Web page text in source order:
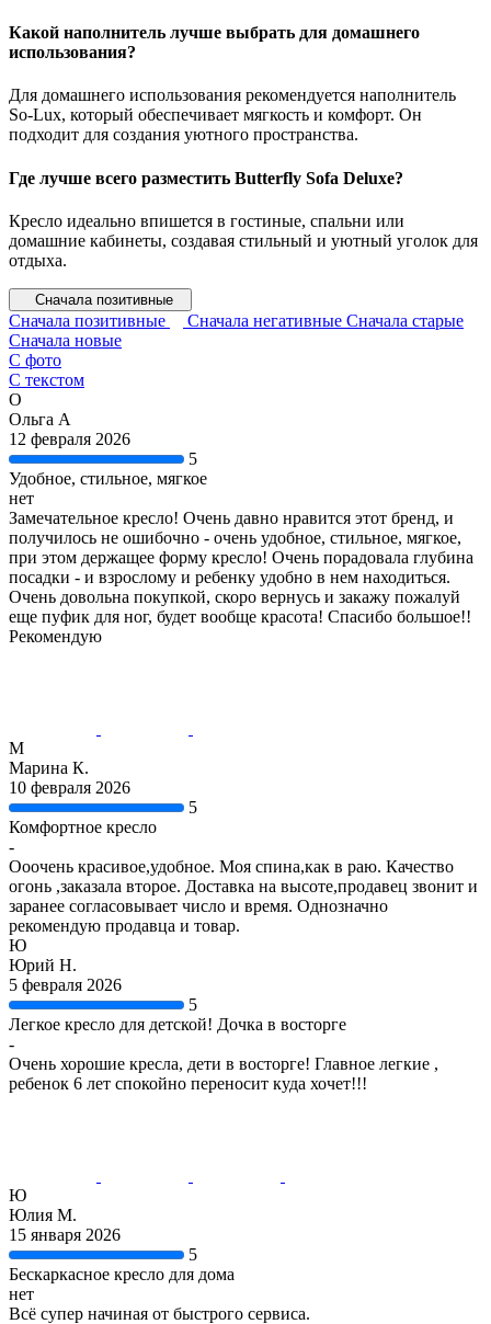
Какой наполнитель лучше выбрать для домашнего
использования?
Для домашнего использования рекомендуется наполнитель
So-Lux, который обеспечивает мягкость и комфорт. Он
подходит для создания уютного пространства.
Где лучше всего разместить Butterfly Sofa Deluxe?
Кресло идеально впишется в гостиные, спальни или
домашние кабинеты, создавая стильный и уютный уголок для
отдыха.
Сначала позитивные
Сначала позитивные Сначала негативные Сначала старые
Сначала новые
С фото
С текстом
О
Ольга А
12 февраля 2026
5
Удобное, стильное, мягкое
нет
Замечательное кресло! Очень давно нравится этот бренд, и
получилось не ошибочно - очень удобное, стильное, мягкое,
при этом держащее форму кресло! Очень порадовала глубина
посадки - и взрослому и ребенку удобно в нем находиться.
Очень довольна покупкой, скоро вернусь и закажу пожалуй
еще пуфик для ног, будет вообще красота! Спасибо большое!!
Рекомендую
М
Марина К.
10 февраля 2026
5
Комфортное кресло
-
Ооочень красивое,удобное. Моя спина,как в раю. Качество
огонь ,заказала второе. Доставка на высоте,продавец звонит и
заранее согласовывает число и время. Однозначно
рекомендую продавца и товар.
Ю
Юрий Н.
5 февраля 2026
5
Легкое кресло для детской! Дочка в восторге
-
Очень хорошие кресла, дети в восторге! Главное легкие ,
ребенок 6 лет спокойно переносит куда хочет!!!
Ю
Юлия М.
15 января 2026
5
Бескаркасное кресло для дома
нет
Всё супер начиная от быстрого сервиса.